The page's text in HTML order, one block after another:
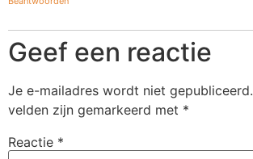
Geef een reactie
Je e-mailadres wordt niet gepubliceerd.
velden zijn gemarkeerd met *
Reactie *